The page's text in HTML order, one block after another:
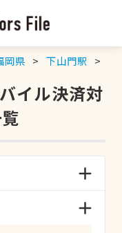
岡県 下山門駅
イル決済対